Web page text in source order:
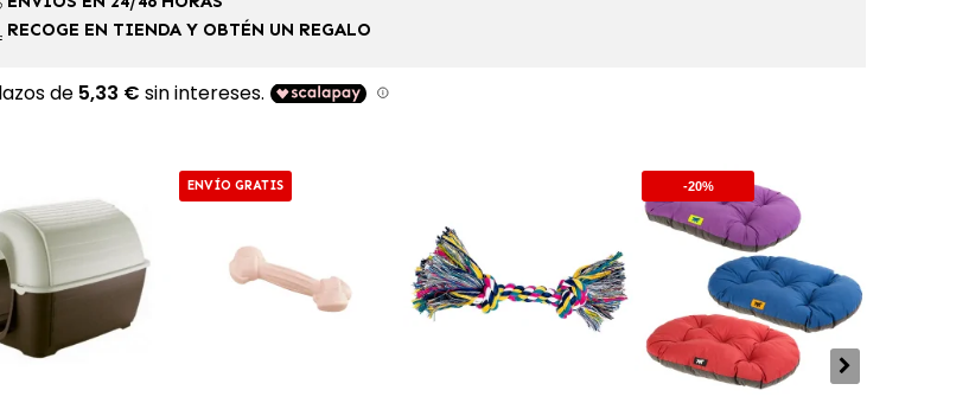
RECOGE EN TIENDA Y OBTÉN UN REGALO
ENVÍO GRATIS -20%